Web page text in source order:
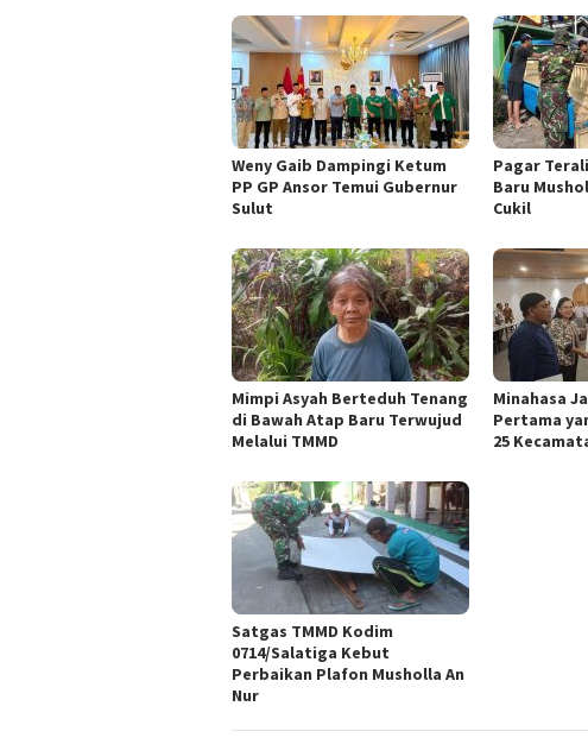
Weny Gaib Dampingi Ketum
PP GP Ansor Temui Gubernur
Sulut
Pagar
Baru
Cukil
Mimpi Asyah Berteduh Tenang
di Bawah Atap Baru Terwujud
Melalui TMMD
Minahasa
Pertama
25
Satgas TMMD Kodim
0714/Salatiga Kebut
Perbaikan Plafon Musholla An
Nur